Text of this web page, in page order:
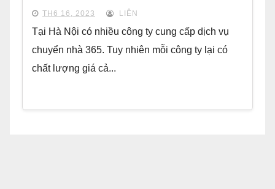
TH6 16, 2023 LIÊN
Tại Hà Nội có nhiều công ty cung cấp dịch vụ
chuyển nhà 365. Tuy nhiên mỗi công ty lại có
chất lượng giá cả...